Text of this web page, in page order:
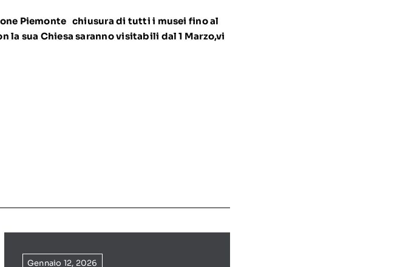
Piemonte chiusura di tutti i musei fino al
sua Chiesa saranno visitabili dal 1 Marzo,vi
Gennaio 12, 2026